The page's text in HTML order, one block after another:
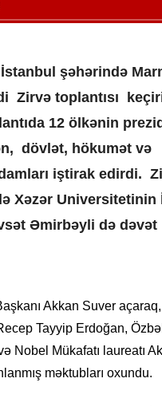
şəhərində
Zirvə toplantısı
12 ölkənin
dövlət, hökumət və
iştirak edirdi.
Xəzər Universitetinin
Əmirbəyli də dəvət
Akkan Suver
Tayyip Erdoğan,
Nobel Mükafatı laureatı
məktubları oxundu.